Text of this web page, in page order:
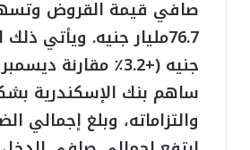
جنيه (+3.2٪ مقارنة ديسمبر 2024) وبلغت نسبه صافي القروض مقابل الودائع 44.2%.​
ساهم بنك الإسكندرية
والتزاماته، وبلغ إجمالي الضرائب المُكوَّنة 4.7 مليار جنيه